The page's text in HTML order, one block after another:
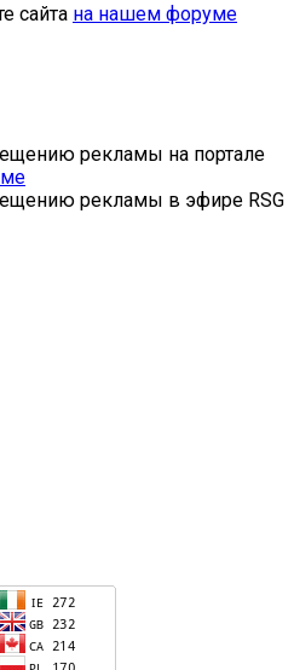
сайта на нашем форуме
рекламы на портале
рекламы в эфире RSG